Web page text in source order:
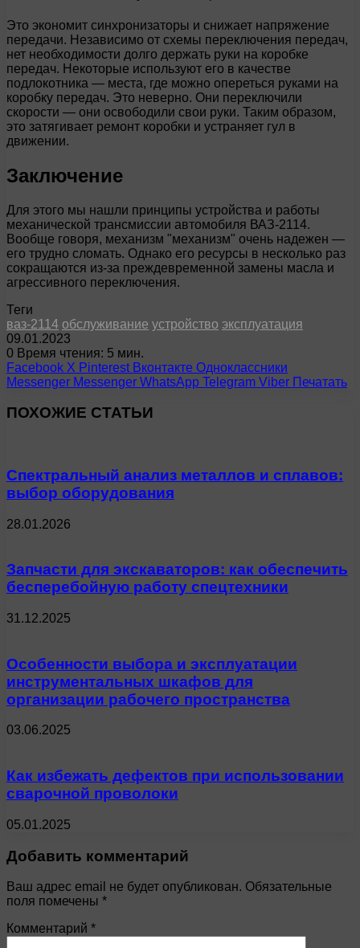
Это экономит синхронизаторы и снижает напряжение
передачи. Независимо от схемы переключения передач,
нет необходимости долго держать руки на коробке
передач. Некоторые используют его в качестве
подлокотника — места, где можно опереться руками на
коробку передач. Это неверно. Они переключили
скорости — они освободили свои руки. Таким образом,
это затягивает ремонт коробки и устраняет гул в
движении.
Заключение
Для этого мы нашли принципы устройства и работы
механической трансмиссии автомобиля ВАЗ-2114.
Вообще говоря, механизм "механизм" очень надежен —
его трудно сломать. Однако его ресурсы в несколько раз
сокращаются из-за преждевременной замены масла и
агрессивного переключения.
Теги
ваз-2114 обслуживание устройство эксплуатация
09.01.2023
0 Время чтения: 5 мин.
Facebook X Pinterest Вконтакте Одноклассники
Messenger Messenger WhatsApp Telegram Viber Печатать
ПОХОЖИЕ СТАТЬИ
Спектральный анализ металлов и сплавов:
выбор оборудования
28.01.2026
Запчасти для экскаваторов: как обеспечить
бесперебойную работу спецтехники
31.12.2025
Особенности выбора и эксплуатации
инструментальных шкафов для
организации рабочего пространства
03.06.2025
Как избежать дефектов при использовании
сварочной проволоки
05.01.2025
Добавить комментарий
Ваш адрес email не будет опубликован. Обязательные
поля помечены *
Комментарий *